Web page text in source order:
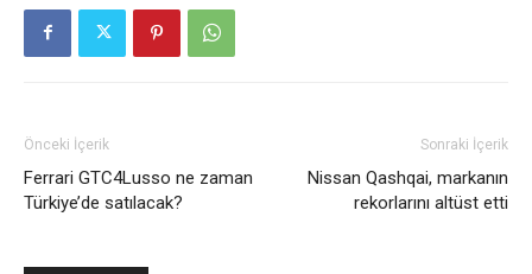
Önceki İçerik
Ferrari GTC4Lusso ne zaman
Türkiye’de satılacak?
Sonraki İçerik
Nissan Qashqai, markanın
rekorlarını altüst etti